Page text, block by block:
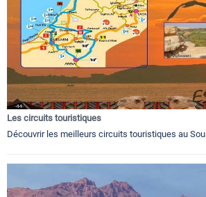
Les circuits touristiques
Découvrir les meilleurs circuits touristiques au